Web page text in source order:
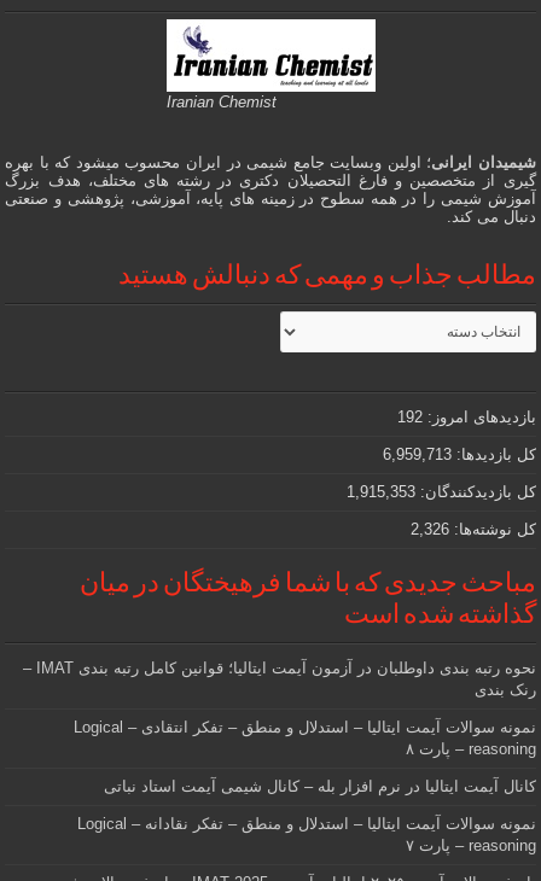
Iranian Chemist
شیمیدان ایرانی؛ اولین وبسایت جامع شیمی در ایران محسوب میشود که با بهره
گیری از متخصصین و فارغ التحصیلان دکتری در رشته های مختلف، هدف بزرگ
آموزش شیمی را در همه سطوح در زمینه های پایه، آموزشی، پژوهشی و صنعتی
دنبال می کند.
مطالب جذاب و مهمی که دنبالش هستید
مطالب
جذاب
و
که
دنبالش
هستید
بازدیدهای امروز:192
کل بازدیدها:6,959,713
کل بازدیدکنند‌گان:1,915,353
کل نوشته‌ها:2,326
مباحث جدیدی که با شما فرهیختگان در میان
گذاشته شده است
نحوه رتبه بندی داوطلبان در آزمون آیمت ایتالیا؛ قوانین کامل رتبه بندی IMAT –
رنک بندی
نمونه سوالات آیمت ایتالیا – استدلال و منطق – تفکر انتقادی – Logical
reasoning – پارت ۸
کانال آیمت ایتالیا در نرم افزار بله – کانال شیمی آیمت استاد نباتی
نمونه سوالات آیمت ایتالیا – استدلال و منطق – تفکر نقادانه – Logical
reasoning – پارت ۷